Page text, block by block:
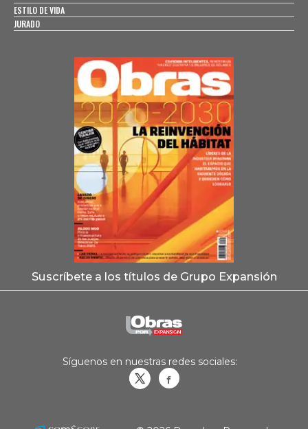
ESTILO DE VIDA
JURADO
Suscríbete a los títulos de Grupo Expansión
Síguenos en nuestras redes sociales: